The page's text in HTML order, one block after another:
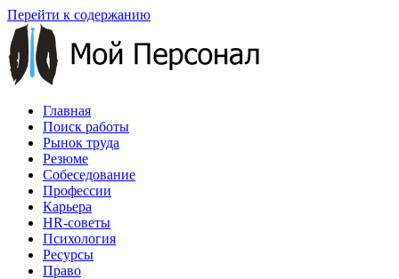
Перейти к содержанию
Главная
Поиск работы
Рынок труда
Резюме
Собеседование
Профессии
Карьера
HR-советы
Психология
Ресурсы
Право